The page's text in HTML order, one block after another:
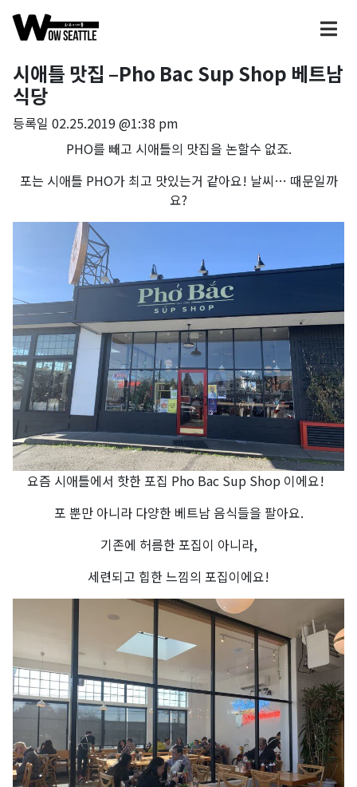
시애틀 맛집 –Pho Bac Sup Shop 베트남
식당
등록일 02.25.2019 @1:38 pm
PHO를 빼고 시애틀의 맛집을 논할수 없죠.
포는 시애틀 PHO가 최고 맛있는거 같아요! 날씨… 때문일까
요?
요즘 시애틀에서 핫한 포집 Pho Bac Sup Shop 이에요!
포 뿐만 아니라 다양한 베트남 음식들을 팔아요.
기존에 허름한 포집이 아니라,
세련되고 힙한 느낌의 포집이에요!